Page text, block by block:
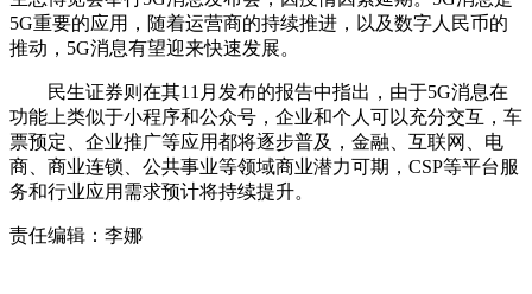
5G重要的应用，随着运营商的持续推进，以及数字人民币的
推动，5G消息有望迎来快速发展。
民生证券则在其11月发布的报告中指出，由于5G消息在
功能上类似于小程序和公众号，企业和个人可以充分交互，车
票预定、企业推广等应用都将逐步普及，金融、互联网、电
商、商业连锁、公共事业等领域商业潜力可期，CSP等平台服
务和行业应用需求预计将持续提升。
责任编辑：李娜